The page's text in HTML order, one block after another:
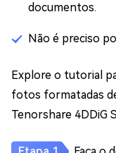
documentos.
Não é preciso
Explore o tutorial
fotos formatadas
Tenorshare 4DDiG